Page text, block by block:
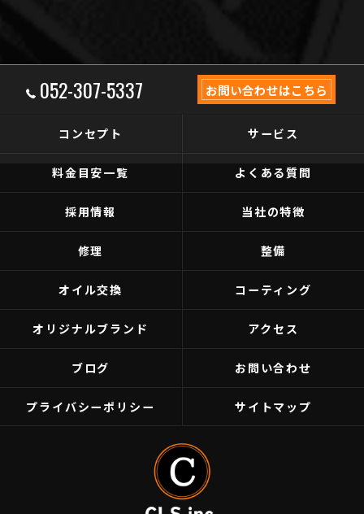
052-307-5337 お問い合わせはこちら
コンセプト サービス
料金目安一覧 よくある質問
採用情報 当社の特徴
修理 整備
オイル交換 コーティング
オリジナルブランド アクセス
ブログ お問い合わせ
プライバシーポリシー サイトマップ